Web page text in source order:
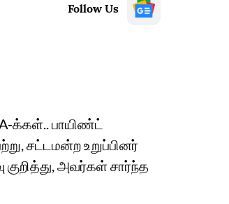
Follow Us
க்கள்.. பாயிண்ட்
சட்டமன்ற உறுப்பினர்
அவர்கள் சார்ந்த